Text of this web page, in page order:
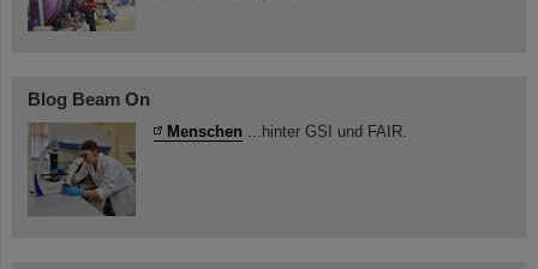
Blog Beam On
Menschen ...hinter GSI und FAIR.